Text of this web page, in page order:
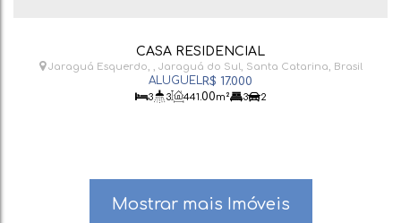
CASA RESIDENCIAL
R$ 17.000
Jaraguá Esquerdo , Jaraguá do Sul, Santa Catarina, Brasil
3 3 441 .00m² 3 2
Mostrar mais Imóveis